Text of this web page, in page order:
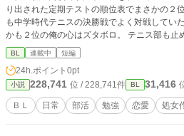
り出された定期テストの順位表でまさかの２
も中学時代テニスの決勝戦でよく対戦していた佐藤涼真。 ク
かも２位の俺の心はズタボロ。 テニス部も止
うかとしていたら涼真が現れて・・・。 ◇◇ ＢＬ処女作です。 初めてなのでい
ろいろな匙加減がわからないままやるので、
す。 過激さのバランスや、その他諸々ご意
BL 連載中 短編
24h.ポイント 0pt
小説 228,741 位 / 228,741件 BL 31,416
ＢＬ 日常 部活 勉強 恋愛 処女